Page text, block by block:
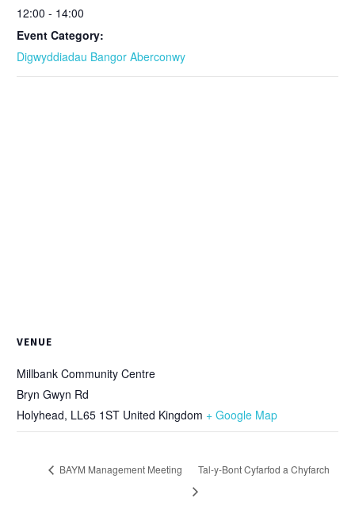
12:00 - 14:00
Event Category:
Digwyddiadau Bangor Aberconwy
VENUE
Millbank Community Centre
Bryn Gwyn Rd
Holyhead, LL65 1ST United Kingdom + Google Map
BAYM Management Meeting Tal-y-Bont Cyfarfod a Chyfarch